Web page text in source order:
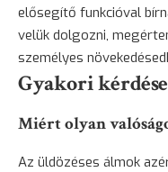
elősegítő funkcióval
velük dolgozni,
személyes
Gyakori
Miért olyan
Az üldözéses álmok